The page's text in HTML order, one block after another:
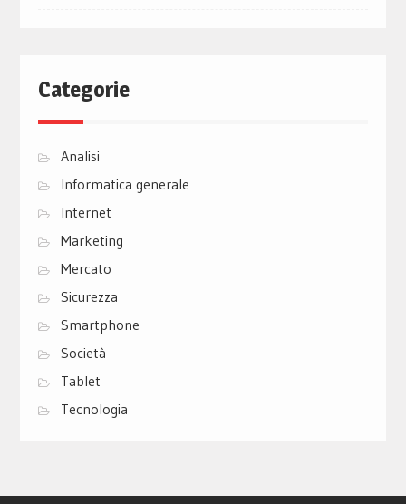
Categorie
Analisi
Informatica generale
Internet
Marketing
Mercato
Sicurezza
Smartphone
Società
Tablet
Tecnologia